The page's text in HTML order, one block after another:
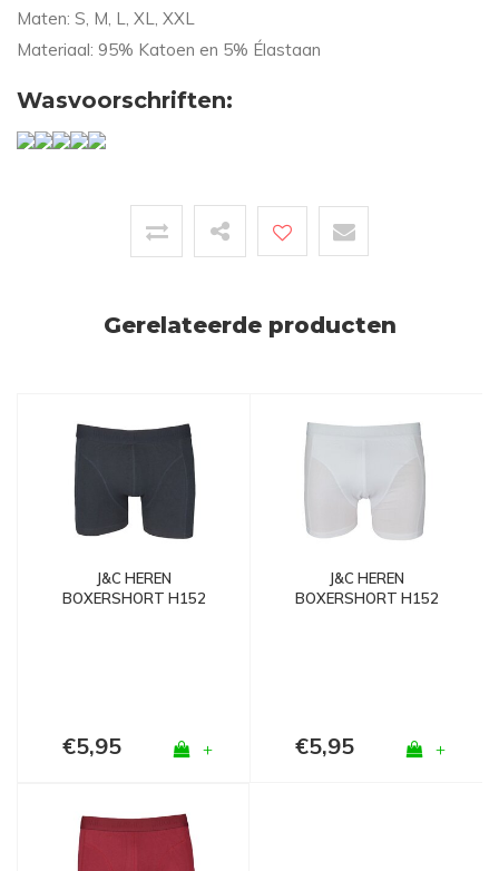
Maten: S, M, L, XL, XXL
Materiaal: 95% Katoen en 5% Élastaan
Wasvoorschriften:
Gerelateerde producten
J&C HEREN
BOXERSHORT H152
€5,95 +
J&C HEREN
BOXERSHORT H152
€5,95 +